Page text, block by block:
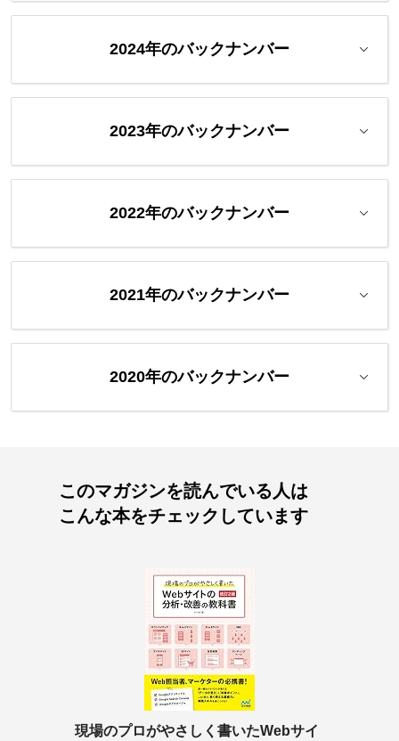
2024年のバックナンバー
2023年のバックナンバー
2022年のバックナンバー
2021年のバックナンバー
2020年のバックナンバー
このマガジンを読んでいる人は
こんな本をチェックしています
現場のプロがやさしく書いたWebサイ